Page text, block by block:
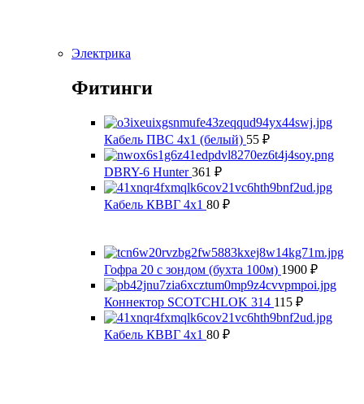
Электрика
Фитинги
Кабель ПВС 4х1 (белый) 55 ₽
DBRY-6 Hunter361 ₽
Кабель КВВГ 4х1 80 ₽
Гофра 20 с зондом (бухта 100м) 1900 ₽
Коннектор SCOTCHLOK 314 115 ₽
Кабель КВВГ 4х1 80 ₽